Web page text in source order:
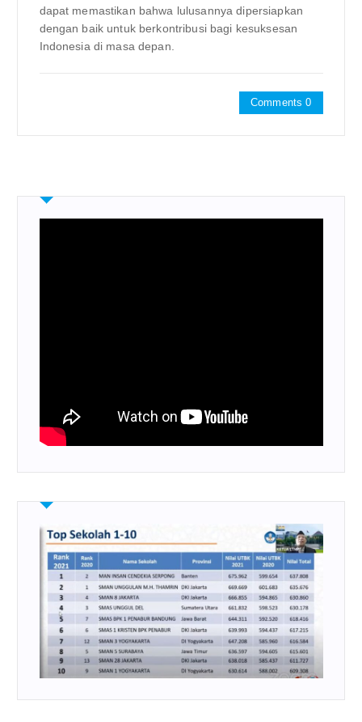
dapat memastikan bahwa lulusannya dipersiapkan
dengan baik untuk berkontribusi bagi kesuksesan
Indonesia di masa depan.
Comments 0